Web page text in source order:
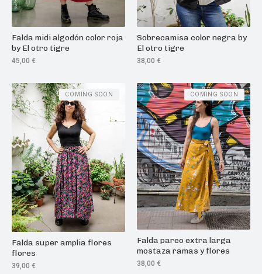
Falda midi algodón color roja
by El otro tigre
45,00 €
Sobrecamisa color negra by
El otro tigre
38,00 €
Falda super amplia flores
flores
39,00 €
COMING SOON
Falda pareo extra larga
mostaza ramas y flores
38,00 €
COMING SOON